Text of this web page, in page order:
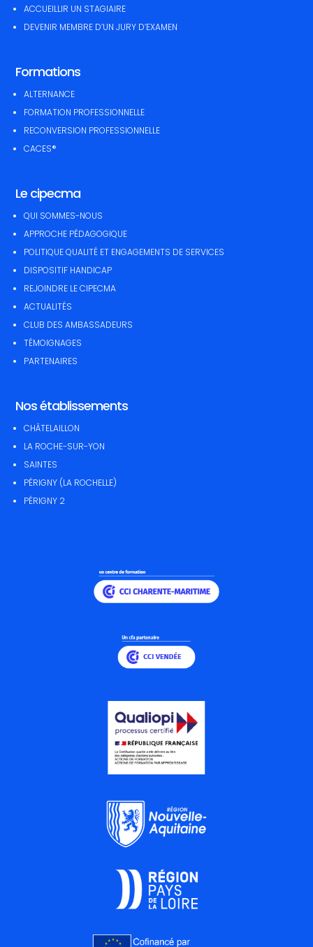
ACCUEILLIR UN STAGIAIRE
DEVENIR MEMBRE D’UN JURY D’EXAMEN
Formations
ALTERNANCE
FORMATION PROFESSIONNELLE
RECONVERSION PROFESSIONNELLE
CACES®
Le cipecma
QUI SOMMES-NOUS
APPROCHE PÉDAGOGIQUE
POLITIQUE QUALITÉ ET ENGAGEMENTS DE SERVICES
DISPOSITIF HANDICAP
REJOINDRE LE CIPECMA
ACTUALITÉS
CLUB DES AMBASSADEURS
TÉMOIGNAGES
PARTENAIRES
Nos établissements
CHÂTELAILLON
LA ROCHE-SUR-YON
SAINTES
PÉRIGNY (LA ROCHELLE)
PÉRIGNY 2